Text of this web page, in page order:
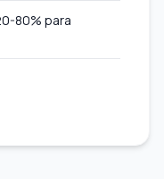
80% para